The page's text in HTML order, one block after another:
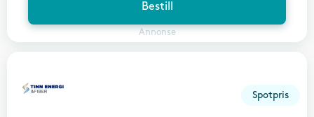
Bestill
Annonse
Spotpris